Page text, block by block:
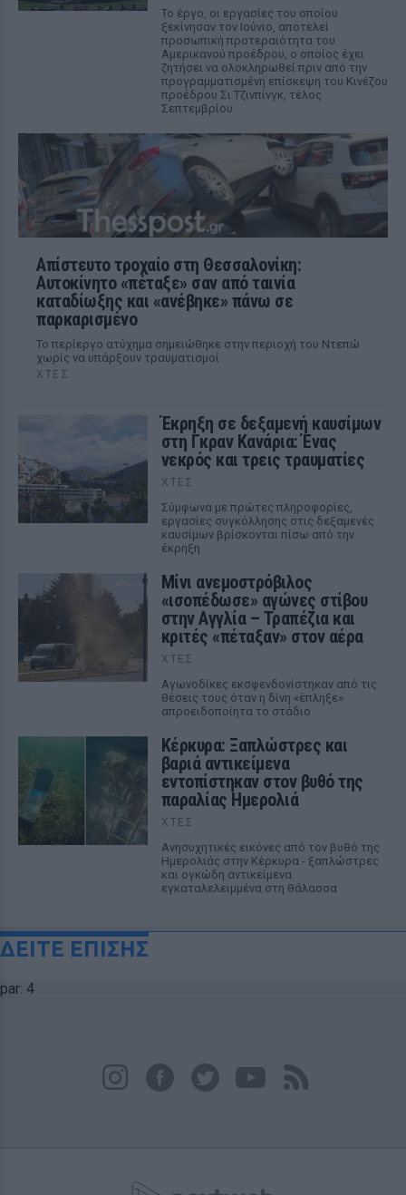
Το έργο, οι εργασίες του οποίου
ξεκίνησαν τον Ιούνιο, αποτελεί
προσωπική προτεραιότητα του
Αμερικανού προέδρου, ο οποίος έχει
ζητήσει να ολοκληρωθεί πριν από την
προγραμματισμένη επίσκεψη του Κινέζου
προέδρου Σι Τζινπίνγκ, τέλος
Σεπτεμβρίου
Απίστευτο τροχαίο στη Θεσσαλονίκη:
Αυτοκίνητο «πέταξε» σαν από ταινία
καταδίωξης και «ανέβηκε» πάνω σε
παρκαρισμένο
Το περίεργο ατύχημα σημειώθηκε στην περιοχή του Ντεπώ
χωρίς να υπάρξουν τραυματισμοί
ΧΤΕΣ
Έκρηξη σε δεξαμενή καυσίμων
στη Γκραν Κανάρια: Ένας
νεκρός και τρεις τραυματίες
ΧΤΕΣ
Σύμφωνα με πρώτες πληροφορίες,
εργασίες συγκόλλησης στις δεξαμενές
καυσίμων βρίσκονται πίσω από την
έκρηξη
Μίνι ανεμοστρόβιλος
«ισοπέδωσε» αγώνες στίβου
στην Αγγλία – Τραπέζια και
κριτές «πέταξαν» στον αέρα
ΧΤΕΣ
Αγωνοδίκες εκσφενδονίστηκαν από τις
θέσεις τους όταν η δίνη «έπληξε»
απροειδοποίητα το στάδιο
Κέρκυρα: Ξαπλώστρες και
βαριά αντικείμενα
εντοπίστηκαν στον βυθό της
παραλίας Ημερολιά
ΧΤΕΣ
Ανησυχητικές εικόνες από τον βυθό της
Ημερολιάς στην Κέρκυρα - ξαπλώστρες
και ογκώδη αντικείμενα
εγκαταλελειμμένα στη θάλασσα
ΔΕΙΤΕ ΕΠΙΣΗΣ
par: 4